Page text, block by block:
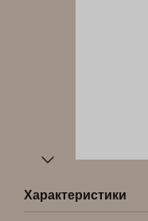
Характеристики